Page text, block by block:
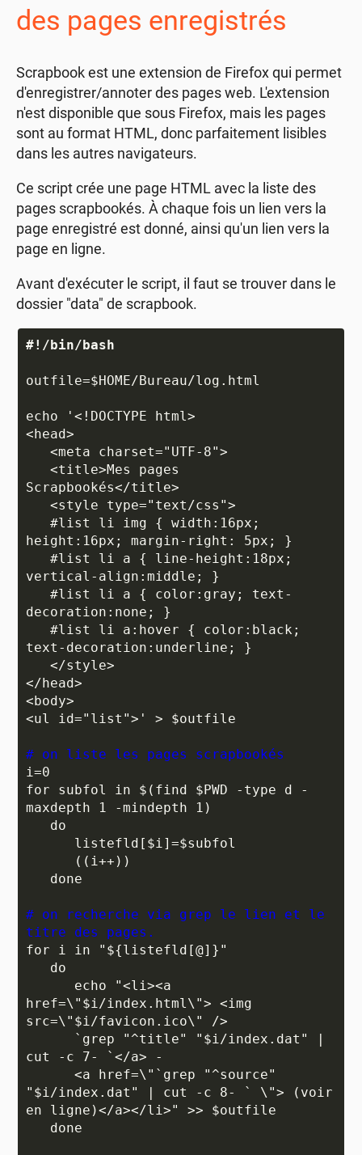
des pages enregistrés
Scrapbook est une extension de Firefox qui permet
d'enregistrer/annoter des pages web. L'extension
n'est disponible que sous Firefox, mais les pages
sont au format HTML, donc parfaitement lisibles
dans les autres navigateurs.
Ce script crée une page HTML avec la liste des
pages scrapbookés. À chaque fois un lien vers la
page enregistré est donné, ainsi qu'un lien vers la
page en ligne.
Avant d'exécuter le script, il faut se trouver dans le
dossier "data" de scrapbook.
#!/bin/bash
outfile=$HOME/Bureau/log.html
echo '<!DOCTYPE html>
<head>
Scrapbookés</title>
height:16px; margin-right: 5px; }
vertical-align:middle; }
decoration:none; }
text-decoration:underline; }
</head>
<body>
<ul id="list">' > $outfile
# on liste les pages scrapbookés
i=0
for subfol in $(find $PWD -type d -
maxdepth 1 -mindepth 1)
# on recherche via grep le lien et le
titre des pages.
for i in "${listefld[@]}"
href=\"$i/index.html\"> <img
src=\"$i/favicon.ico\" />
cut -c 7- `</a> -
"$i/index.dat" | cut -c 8- ` \"> (voir
en ligne)</a></li>" >> $outfile